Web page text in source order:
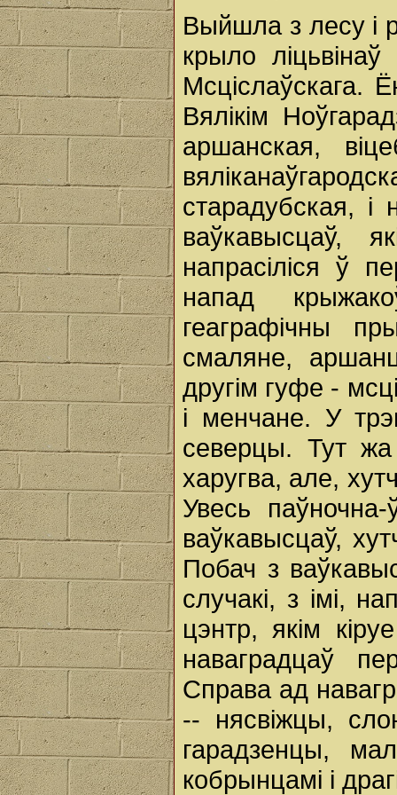
Выйшла з лесу і
крыло
Мсціслаўскага.
Вялікім
аршанская,
старадубская, і
ваўкавысцаў,
напрасіліся ў
напад
геаграфічны
смаляне,
другім гуфе -
і менчане. У
северцы. Тут жа
харугва, але,
Увесь паўночна-
ваўкавысцаў,
Побач з
случакі, з імі,
цэнтр, якім
наваградцаў
Справа ад
-- нясвіжцы,
гарадзенцы,
кобрынцамі і